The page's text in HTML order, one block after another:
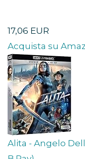
17,06 EUR
Acquista su
Alita - Angelo